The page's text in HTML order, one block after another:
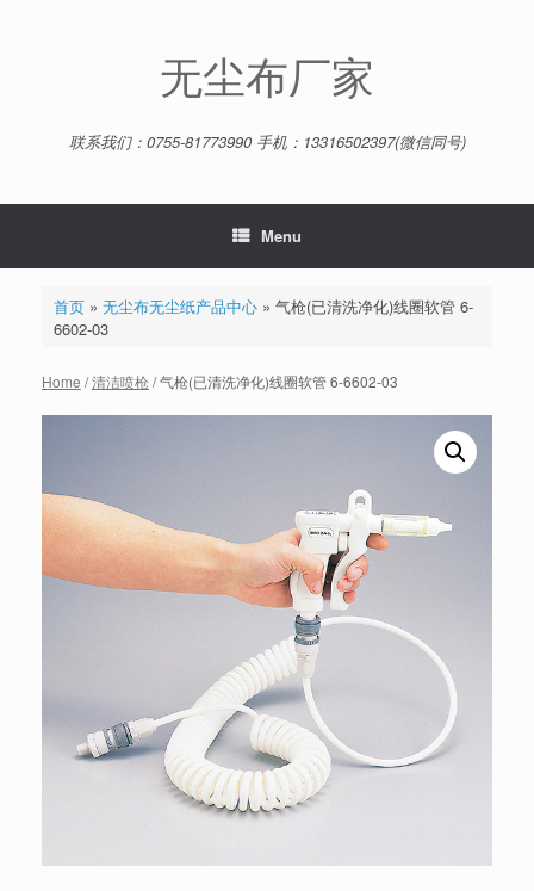
无尘布厂家
联系我们：0755-81773990 手机：13316502397(微信同号)
Menu
首页» 无尘布无尘纸产品中心» 气枪(已清洗净化)线圈软管 6-
6602-03
Home /清洁喷枪/ 气枪(已清洗净化)线圈软管 6-6602-03